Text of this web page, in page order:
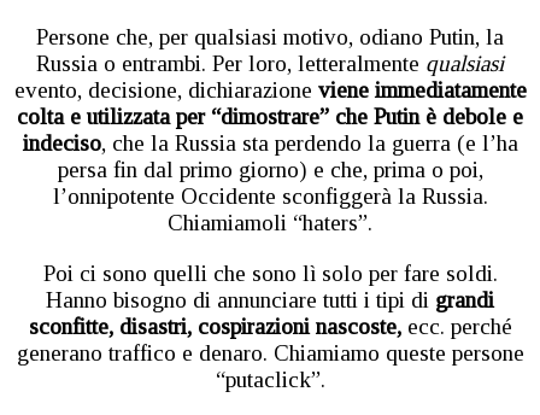
Persone che, per qualsiasi motivo, odiano Putin, la
Russia o entrambi. Per loro, letteralmente qualsiasi
evento, decisione, dichiarazione viene immediatamente
colta e utilizzata per “dimostrare” che Putin è debole e
indeciso, che la Russia sta perdendo la guerra (e l’ha
persa fin dal primo giorno) e che, prima o poi,
l’onnipotente Occidente sconfiggerà la Russia.
Chiamiamoli “haters”.
Poi ci sono quelli che sono lì solo per fare soldi.
Hanno bisogno di annunciare tutti i tipi di grandi
sconfitte, disastri, cospirazioni nascoste,ecc. perché
generano traffico e denaro. Chiamiamo queste persone
“putaclick”.